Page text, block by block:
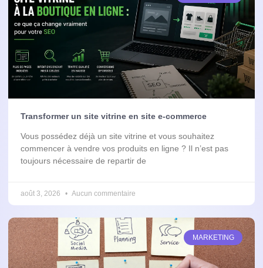
Transformer un site vitrine en site e-commerce
Vous possédez déjà un site vitrine et vous souhaitez
commencer à vendre vos produits en ligne ? Il n’est pas
toujours nécessaire de repartir de
août 3, 2026 Aucun commentaire
MARKETING